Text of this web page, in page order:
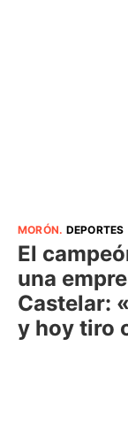
MORÓN. DEPORTES
El
una
Castelar:
y hoy tiro